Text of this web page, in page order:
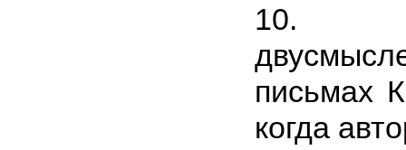
10.
письмах
когда